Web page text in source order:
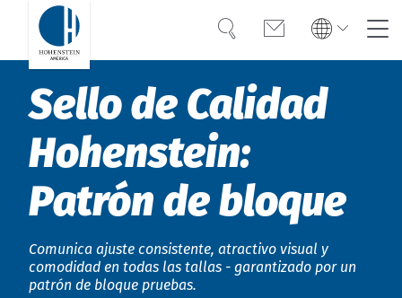
Global
English Deutsch
Americas
English Español
English
Búsqueda
Contacto
English Deutsch
Türkiye
Americas
English Español
Experiencia
Confianza
Conocimiento
OEKO-TEX®
Sello de Calidad
Hohenstein:
Patrón de bloque
Comunica ajuste consistente, atractivo visual y
comodidad en todas las tallas - garantizado por un
patrón de bloque pruebas.